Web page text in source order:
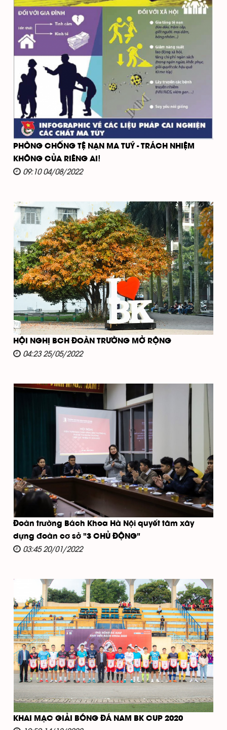
PHÒNG CHỐNG TỆ NẠN MA TUÝ - TRÁCH NHIỆM
KHÔNG CỦA RIÊNG AI!
09:10 04/08/2022
HỘI NGHỊ BCH ĐOÀN TRƯỜNG MỞ RỘNG
04:23 25/05/2022
Đoàn trường Bách Khoa Hà Nội quyết tâm xây
dựng đoàn cơ sở "3 CHỦ ĐỘNG"
03:45 20/01/2022
KHAI MẠC GIẢI BÓNG ĐÁ NAM BK CUP 2020